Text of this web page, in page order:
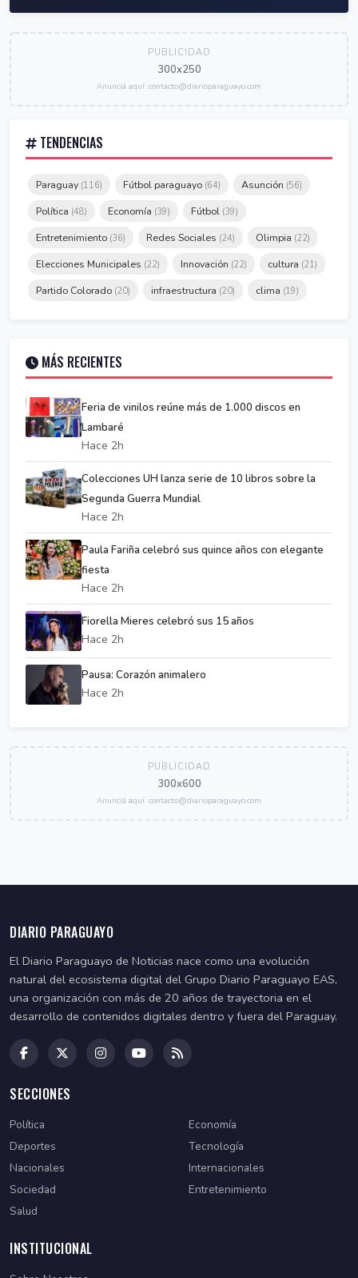
PUBLICIDAD
300x250
Anunciá aquí: contacto@diarioparaguayo.com
TENDENCIAS
Paraguay (116) Fútbol paraguayo (64) Asunción (56)
Política (48) Economía (39) Fútbol (39)
Entretenimiento (36) Redes Sociales (24) Olimpia (22)
Elecciones Municipales (22) Innovación (22) cultura (21)
Partido Colorado (20) infraestructura (20) clima (19)
MÁS RECIENTES
Feria de vinilos reúne más de 1.000 discos en
Lambaré
Hace 2h
Colecciones UH lanza serie de 10 libros sobre la
Segunda Guerra Mundial
Hace 2h
Paula Fariña celebró sus quince años con elegante
fiesta
Hace 2h
Fiorella Mieres celebró sus 15 años
Hace 2h
Pausa: Corazón animalero
Hace 2h
PUBLICIDAD
300x600
Anunciá aquí: contacto@diarioparaguayo.com
DIARIO PARAGUAYO
El Diario Paraguayo de Noticias nace como una evolución
natural del ecosistema digital del Grupo Diario Paraguayo EAS,
una organización con más de 20 años de trayectoria en el
desarrollo de contenidos digitales dentro y fuera del Paraguay.
SECCIONES
Política
Economía
Deportes
Tecnología
Nacionales
Internacionales
Sociedad
Entretenimiento
Salud
INSTITUCIONAL